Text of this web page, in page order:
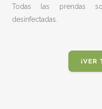
Todas las prendas
desinfectadas.
¡VER